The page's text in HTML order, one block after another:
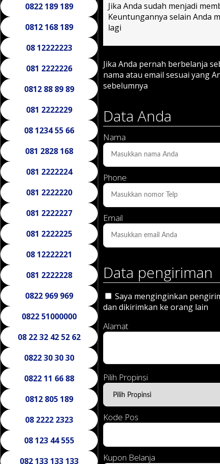
0822 189 189
0812 168 189
08 12222223
081 2222226
0812 88 89 89
081 2222229
08 1234 55 66
081 2828 168
081 2222224
081 2222220
081 2222227
081 2222225
08 12222221
081 2222228
0822 969 969
0822 51000000
08 22 32 42 52 62
0822 30 30 30
0822 11 66 88
0812 805 189
08 2222 2323
08 123 44 555
082 133 133 133
Jika Anda sudah menjadi
Keuntungannya selain Anda
lagi
Jika Anda pernah berbelanja
nama atau email sesuai yang
sebelumnya
Data Anda
Nama
Phone
Email
Data pengiriman
Saya menginginkan
dan dikirimkan ke orang lain
Alamat
Pilih Propinsi
Kode Pos
Kupon Belanja